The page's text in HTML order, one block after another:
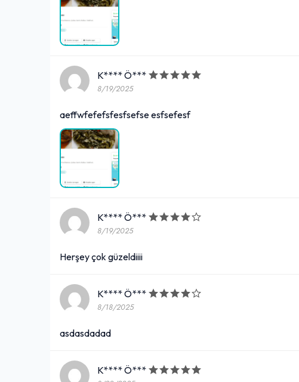
K**** Ö***
8/19/2025
aeffwfefefsfesfsefse esfsefesf
K**** Ö***
8/19/2025
Herşey çok güzeldiiii
K**** Ö***
8/18/2025
asdasdadad
K**** Ö***